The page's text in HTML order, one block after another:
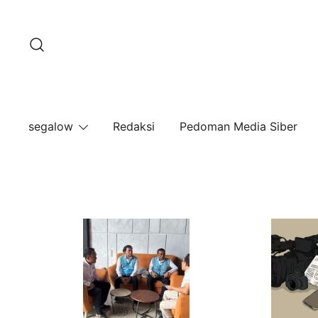
konten
segalow
Redaksi Pedoman Media Siber